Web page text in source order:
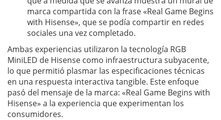
marca compartida con la frase «Real Game Begins
with Hisense», que se podía compartir en redes
sociales una vez completado.
Ambas experiencias utilizaron la tecnología RGB
MiniLED de Hisense como infraestructura subyacente,
lo que permitió plasmar las especificaciones técnicas
en una respuesta interactiva tangible. Este enfoque
pasó del mensaje de la marca: «Real Game Begins with
Hisense» a la experiencia que experimentan los
consumidores.